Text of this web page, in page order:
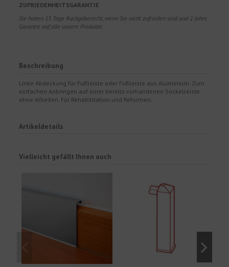
ZUFRIEDENHEITSGARANTIE
Sie haben 15 Tage Rückgaberecht, wenn Sie nicht zufrieden sind und 2 Jahre
Garantie auf alle unsere Produkte.
Beschreibung
Linke Abdeckung für Fußleiste oder Fußleiste aus Aluminium. Zum
einfachen Anbringen auf einer bereits vorhandenen Sockelleiste
ohne Arbeiten. Für Rehabilitation und Reformen.
Artikeldetails
Vielleicht gefällt Ihnen auch